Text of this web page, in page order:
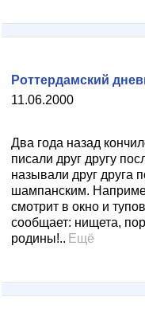
11.06.2000
Роттердамский
Два года назад
писали друг другу
называли друг друга
шампанским.
смотрит в окно и
сообщает: нищета,
родины!.. Ещё